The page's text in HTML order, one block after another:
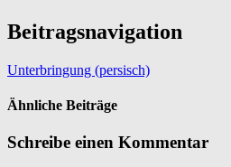
Beitragsnavigation
Unterbringung (persisch)
Ähnliche Beiträge
Schreibe einen Kommentar